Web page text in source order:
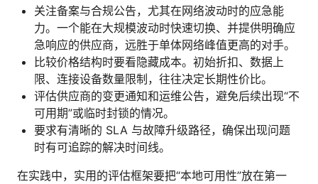
关注备案与合规公告，尤其在网络波动时的应急能
力。一个能在大规模波动时快速切换、并提供明确应
急响应的供应商，远胜于单体网络峰值更高的对手。
比较价格结构时要看隐藏成本。初始折扣、数据上
限、连接设备数量限制，往往决定长期性价比。
评估供应商的变更通知和运维公告，避免后续出现“不
可用期”或临时封锁的情况。
要求有清晰的 SLA 与故障升级路径，确保出现问题
时有可追踪的解决时间线。
在实践中，实用的评估框架要把“本地可用性”放在第一